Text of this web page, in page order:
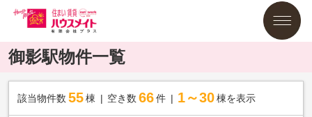
御影駅物件一覧
該当物件数 55棟 空き数 66 件 1～30 棟を表示